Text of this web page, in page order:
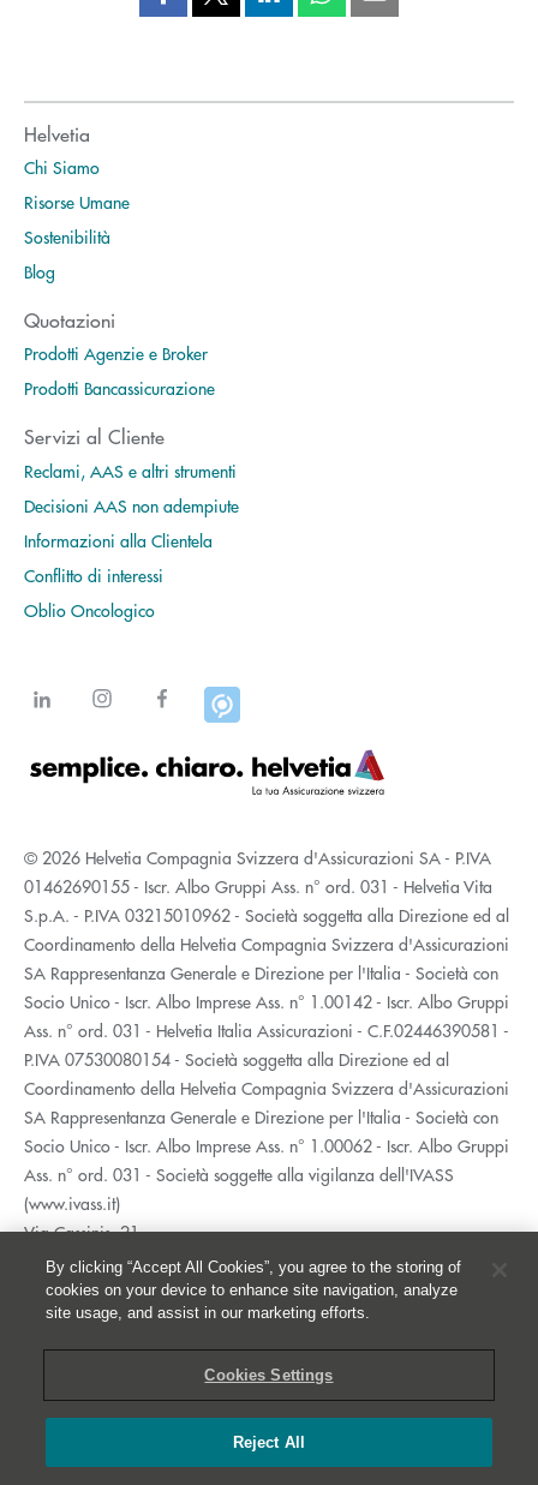
Helvetia
Chi Siamo
Risorse Umane
Sostenibilità
Blog
Quotazioni
Prodotti Agenzie e Broker
Prodotti Bancassicurazione
Servizi al Cliente
Reclami, AAS e altri strumenti
Decisioni AAS non adempiute
Informazioni alla Clientela
Conflitto di interessi
Oblio Oncologico
© 2026 Helvetia Compagnia Svizzera d'Assicurazioni SA - P.IVA
01462690155 - Iscr. Albo Gruppi Ass. n° ord. 031 - Helvetia Vita
S.p.A. - P.IVA 03215010962 - Società soggetta alla Direzione ed al
Coordinamento della Helvetia Compagnia Svizzera d'Assicurazioni
SA Rappresentanza Generale e Direzione per l'Italia - Società con
Socio Unico - Iscr. Albo Imprese Ass. n° 1.00142 - Iscr. Albo Gruppi
Ass. n° ord. 031 - Helvetia Italia Assicurazioni - C.F.02446390581 -
P.IVA 07530080154 - Società soggetta alla Direzione ed al
Coordinamento della Helvetia Compagnia Svizzera d'Assicurazioni
SA Rappresentanza Generale e Direzione per l'Italia - Società con
Socio Unico - Iscr. Albo Imprese Ass. n° 1.00062 - Iscr. Albo Gruppi
Ass. n° ord. 031 - Società soggette alla vigilanza dell'IVASS
(www.ivass.it)
Via Cassinis, 21
20139 Milano
02 5351.1
Accessibilità
Whistleblowing
By clicking “Accept All Cookies”, you agree to the storing of
cookies on your device to enhance site navigation, analyze
site usage, and assist in our marketing efforts.
Cookies Settings
Reject All